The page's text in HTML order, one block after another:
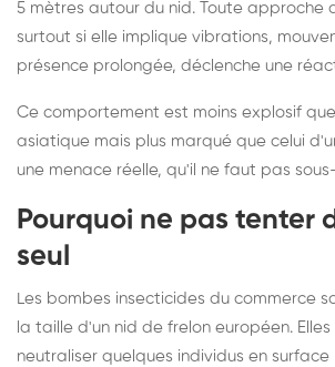
5 mètres autour du nid. Toute approche
surtout si elle implique vibrations,
présence prolongée, déclenche une
Ce comportement est moins explosif
asiatique mais plus marqué que celui
une menace réelle, qu'il ne faut pas
Pourquoi ne pas tenter
seul
Les bombes insecticides du commerce
la taille d'un nid de frelon européen.
neutraliser quelques individus en